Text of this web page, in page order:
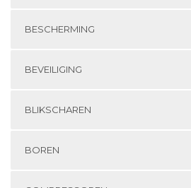
BESCHERMING
BEVEILIGING
BLIKSCHAREN
BOREN